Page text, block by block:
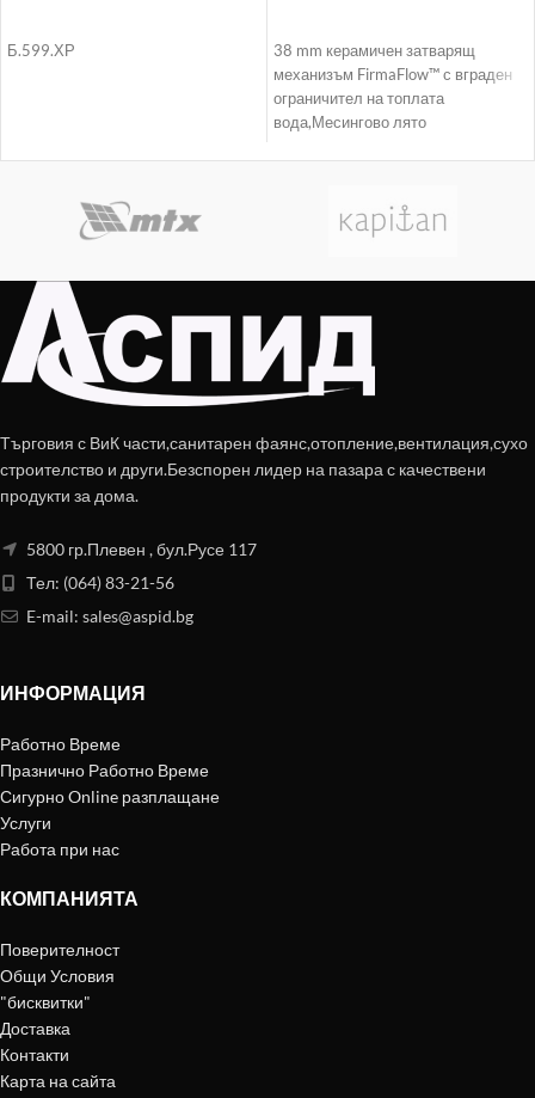
Б.599.ХР
38 mm керамичен затварящ
механизъм FirmaFlow™ с вграден
ограничител на топлата
вода,Месингово лято
Търговия с ВиК части,санитарен фаянс,отопление,вентилация,сухо
строителство и други.Безспорен лидер на пазара с качествени
продукти за дома.
5800 гр.Плевен , бул.Русе 117
Тел: (064) 83-21-56
E-mail: sales@aspid.bg
ИНФОРМАЦИЯ
Работно Време
Празнично Работно Време
Сигурно Online разплащане
Услуги
Работа при нас
КОМПАНИЯТА
Поверителност
Общи Условия
"бисквитки"
Доставка
Контакти
Карта на сайта